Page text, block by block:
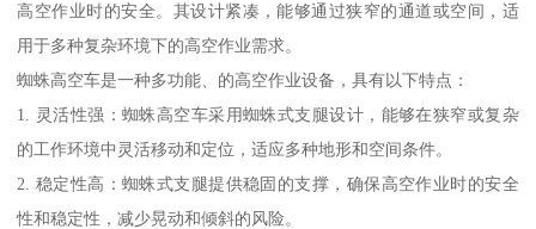
高空作业时的安全。其设计紧凑，能够通过狭窄的通道或空间，适
用于多种复杂环境下的高空作业需求。
蜘蛛高空车是一种多功能、的高空作业设备，具有以下特点：
1. 灵活性强：蜘蛛高空车采用蜘蛛式支腿设计，能够在狭窄或复杂
的工作环境中灵活移动和定位，适应多种地形和空间条件。
2. 稳定性高：蜘蛛式支腿提供稳固的支撑，确保高空作业时的安全
性和稳定性，减少晃动和倾斜的风险。